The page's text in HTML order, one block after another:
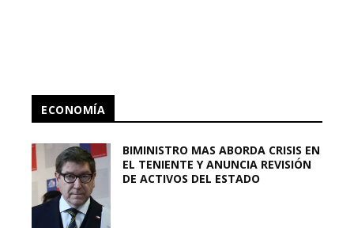
ECONOMÍA
BIMINISTRO MAS ABORDA CRISIS EN
EL TENIENTE Y ANUNCIA REVISIÓN
DE ACTIVOS DEL ESTADO